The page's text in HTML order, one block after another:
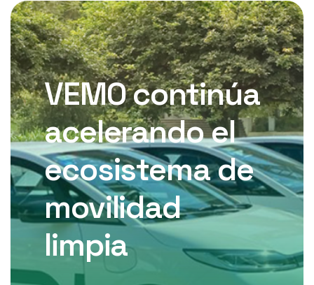
VEMO continúa
acelerando el
ecosistema de
movilidad
limpia